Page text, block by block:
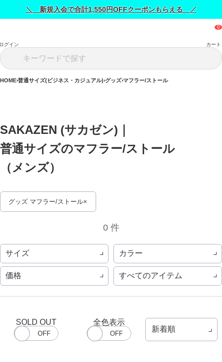
＼ 新規入会で合計1,550円OFFクーポンもらえる ／
グイン カート
HOME 普通サイズ(ビジネス・カジュアル) グッズ マフラー/ストール
SAKAZEN (サカゼン)｜
普通サイズのマフラー/ストール
（メンズ）
グッズ マフラー/ストール
0 件
サイズ カラー
価格 すべてのアイテム
SOLD OUT 全色表示